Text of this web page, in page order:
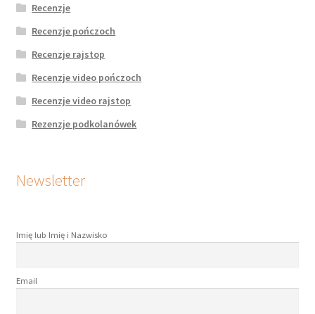
Recenzje
Recenzje pończoch
Recenzje rajstop
Recenzje video pończoch
Recenzje video rajstop
Rezenzje podkolanówek
Newsletter
Imię lub Imię i Nazwisko
Email